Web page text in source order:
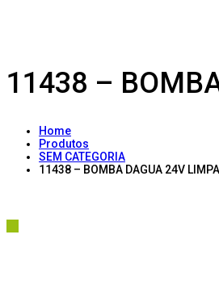
11438 –
Home
Produtos
SEM CATEGORIA
11438 – BOMBA DAGUA 24V